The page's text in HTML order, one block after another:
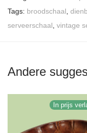
Tags: broodschaal
serveerschaal vintage
Andere
In prijs